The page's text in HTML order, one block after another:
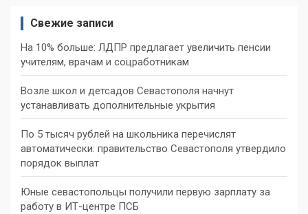
Свежие записи
На 10% больше: ЛДПР предлагает увеличить пенсии
учителям, врачам и соцработникам
Возле школ и детсадов Севастополя начнут
устанавливать дополнительные укрытия
По 5 тысяч рублей на школьника перечислят
автоматически: правительство Севастополя утвердило
порядок выплат
Юные севастопольцы получили первую зарплату за
работу в ИТ-центре ПСБ